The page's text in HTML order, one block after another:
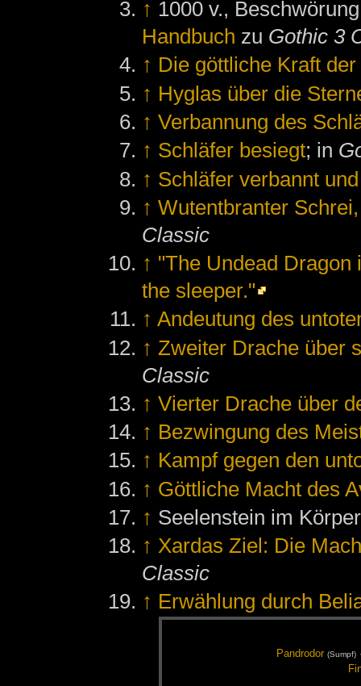
↑ 1000 v.,
Handbuch zu Gothic 3
↑ Die göttliche Kraft
↑ Hyglas über die
↑ Verbannung des
↑ Schläfer besiegt; in
↑ Schläfer verbannt
↑ Wutentbranter
Classic
↑ "The Undead Dragon
the sleeper."
↑ Andeutung des
↑ Zweiter Drache über
Classic
↑ Vierter Drache über
↑ Bezwingung des
↑ Kampf gegen den
↑ Göttliche Macht des
↑ Seelenstein im
↑ Xardas Ziel: Die
Classic
↑ Erwählung durch
Pand­ro­dor (Sumpf)